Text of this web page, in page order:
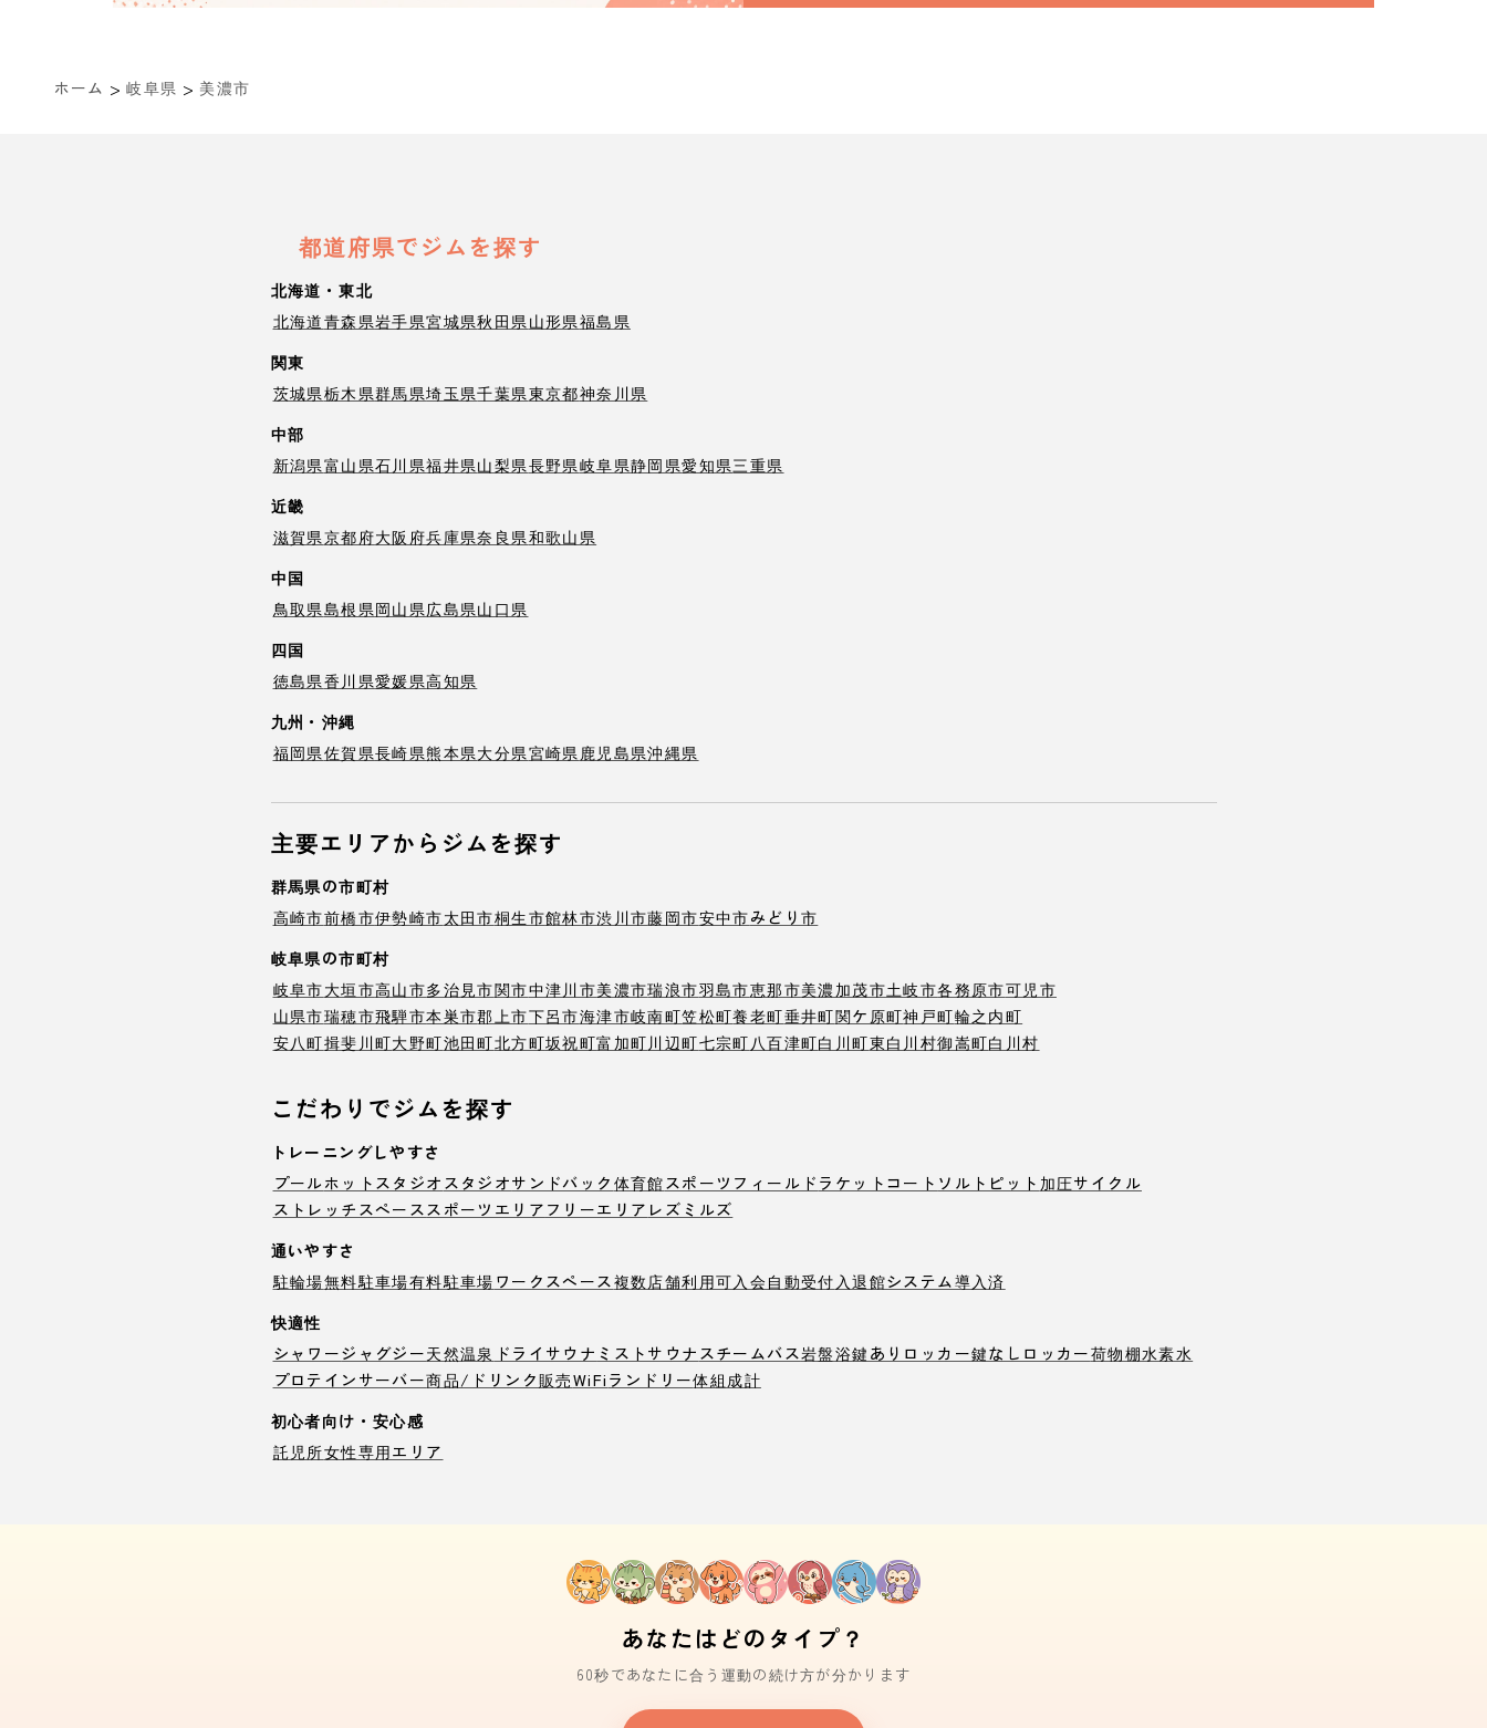
ホーム > 岐阜県 > 美濃市
都道府県でジムを探す
北海道・東北
北海道青森県岩手県宮城県秋田県山形県福島県
関東
茨城県栃木県群馬県埼玉県千葉県東京都神奈川県
中部
新潟県富山県石川県福井県山梨県長野県岐阜県静岡県愛知県三重県
近畿
滋賀県京都府大阪府兵庫県奈良県和歌山県
中国
鳥取県島根県岡山県広島県山口県
四国
徳島県香川県愛媛県高知県
九州・沖縄
福岡県佐賀県長崎県熊本県大分県宮崎県鹿児島県沖縄県
主要エリアからジムを探す
群馬県の市町村
高崎市前橋市伊勢崎市太田市桐生市館林市渋川市藤岡市安中市みどり市
岐阜県の市町村
岐阜市大垣市高山市多治見市関市中津川市美濃市瑞浪市羽島市恵那市美濃加茂市土岐市各務原市可児市
山県市瑞穂市飛騨市本巣市郡上市下呂市海津市岐南町笠松町養老町垂井町関ケ原町神戸町輪之内町
安八町揖斐川町大野町池田町北方町坂祝町富加町川辺町七宗町 八百津町白川町東白川村御嵩町白川村
こだわりでジムを探す
トレーニングしやすさ
プールホットスタジオ スタジオサンドバック 体育館スポーツフィールド ラケットコート ソルトピット 加圧サイクル
ストレッチスペーススポーツエリア フリーエリア レズミルズ
通いやすさ
駐輪場無料駐車場有料駐車場 ワークスペース複数店舗利用可入会自動受付 入退館システム導入済
快適性
シャワージャグジー天然温泉 ドライサウナ ミストサウナ スチームバス岩盤浴鍵ありロッカー鍵なしロッカー荷物棚水素水
プロテインサーバー商品/ドリンク販売WiFi ランドリー体組成計
初心者向け・安心感
託児所女性専用エリア
あなたはどのタイプ？
60秒であなたに合う運動の続け方が分かります